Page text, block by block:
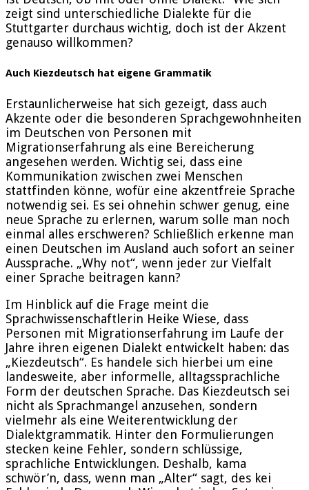
zeigt sind unterschiedliche Dialekte für die
Stuttgarter durchaus wichtig, doch ist der Akzent
genauso willkommen?
Auch Kiezdeutsch hat eigene Grammatik
Erstaunlicherweise hat sich gezeigt, dass auch
Akzente oder die besonderen Sprachgewohnheiten
im Deutschen von Personen mit
Migrationserfahrung als eine Bereicherung
angesehen werden. Wichtig sei, dass eine
Kommunikation zwischen zwei Menschen
stattfinden könne, wofür eine akzentfreie Sprache
notwendig sei. Es sei ohnehin schwer genug, eine
neue Sprache zu erlernen, warum solle man noch
einmal alles erschweren? Schließlich erkenne man
einen Deutschen im Ausland auch sofort an seiner
Aussprache. „Why not“, wenn jeder zur Vielfalt
einer Sprache beitragen kann?
Im Hinblick auf die Frage meint die
Sprachwissenschaftlerin Heike Wiese, dass
Personen mit Migrationserfahrung im Laufe der
Jahre ihren eigenen Dialekt entwickelt haben: das
„Kiezdeutsch“. Es handele sich hierbei um eine
landesweite, aber informelle, alltagssprachliche
Form der deutschen Sprache. Das Kiezdeutsch sei
nicht als Sprachmangel anzusehen, sondern
vielmehr als eine Weiterentwicklung der
Dialektgrammatik. Hinter den Formulierungen
stecken keine Fehler, sondern schlüssige,
sprachliche Entwicklungen. Deshalb, kama
schwör’n, dass, wenn man „Alter“ sagt, des kei